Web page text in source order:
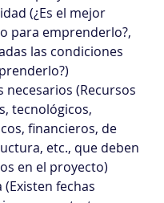
(¿Es el mejor
para emprenderlo?,
las condiciones
necesarios (Recursos
tecnológicos,
financieros, de
etc., que deben
en el proyecto)
(Existen fechas